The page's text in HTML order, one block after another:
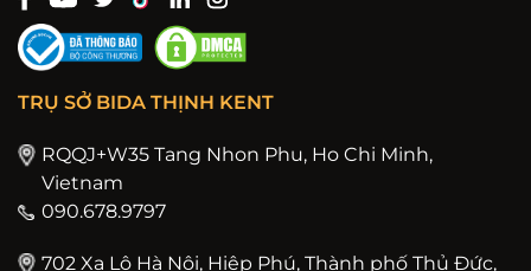
TRỤ SỞ BIDA THỊNH KENT
RQQJ+W35 Tang Nhon Phu, Ho Chi Minh,
Vietnam
090.678.9797
702 Xa Lộ Hà Nội, Hiệp Phú, Thành phố Thủ Đức,